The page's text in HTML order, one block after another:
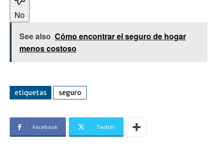
No
See also Cómo encontrar el seguro de hogar
menos costoso
etiquetas seguro
Facebook Twitter